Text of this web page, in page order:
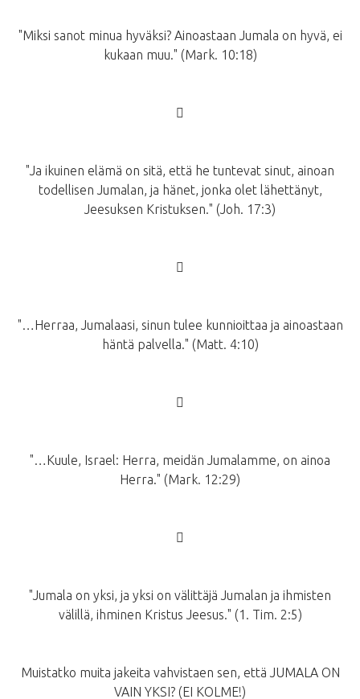
"Miksi sanot minua hyväksi? Ainoastaan Jumala on hyvä, ei
kukaan muu." (Mark. 10:18)
􀂙
"Ja ikuinen elämä on sitä, että he tuntevat sinut, ainoan
todellisen Jumalan, ja hänet, jonka olet lähettänyt,
Jeesuksen Kristuksen." (Joh. 17:3)
􀂙
"…Herraa, Jumalaasi, sinun tulee kunnioittaa ja ainoastaan
häntä palvella." (Matt. 4:10)
􀂙
"…Kuule, Israel: Herra, meidän Jumalamme, on ainoa
Herra." (Mark. 12:29)
􀂙
"Jumala on yksi, ja yksi on välittäjä Jumalan ja ihmisten
välillä, ihminen Kristus Jeesus." (1. Tim. 2:5)
Muistatko muita jakeita vahvistaen sen, että JUMALA ON
VAIN YKSI? (EI KOLME!)